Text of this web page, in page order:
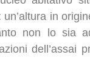
in
non lo sia
dell’assai